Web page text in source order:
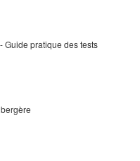
Guide pratique des tests